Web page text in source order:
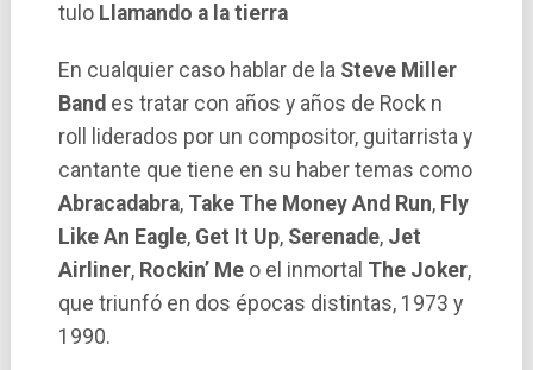
tulo Llamando a la tierra
En cualquier caso hablar de la Steve Miller
Band es tratar con años y años de Rock n
roll liderados por un compositor, guitarrista y
cantante que tiene en su haber temas como
Abracadabra, Take The Money And Run, Fly
Like An Eagle, Get It Up, Serenade, Jet
Airliner, Rockin’ Meo el inmortal The Joker,
que triunfó en dos épocas distintas, 1973 y
1990.